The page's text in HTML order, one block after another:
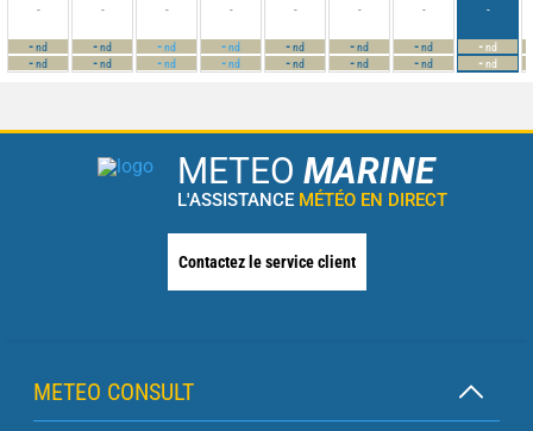
-
-nd
-nd
-
-nd
-nd
-
-nd
-nd
-
-nd
-nd
-
-nd
-nd
-
-nd
-nd
-
-nd
-nd
-
-nd
-nd
METEO MARINE
L'ASSISTANCE MÉTÉO EN DIRECT
Contactez le service client
METEO CONSULT